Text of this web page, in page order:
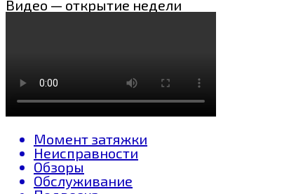
Видео — открытие недели
Момент затяжки
Неисправности
Обзоры
Обслуживание